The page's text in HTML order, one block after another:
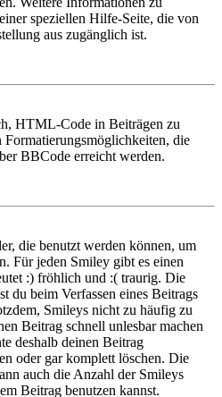
speziellen Hilfe-Seite, die von
aus zugänglich ist.
HTML-Code in Beiträgen zu
Formatierungsmöglichkeiten, die
BBCode erreicht werden.
die benutzt werden können, um
Für jeden Smiley gibt es einen
:) fröhlich und :( traurig. Die
du beim Verfassen eines Beitrags
Smileys nicht zu häufig zu
Beitrag schnell unlesbar machen
deshalb deinen Beitrag
oder gar komplett löschen. Die
auch die Anzahl der Smileys
Beitrag benutzen kannst.